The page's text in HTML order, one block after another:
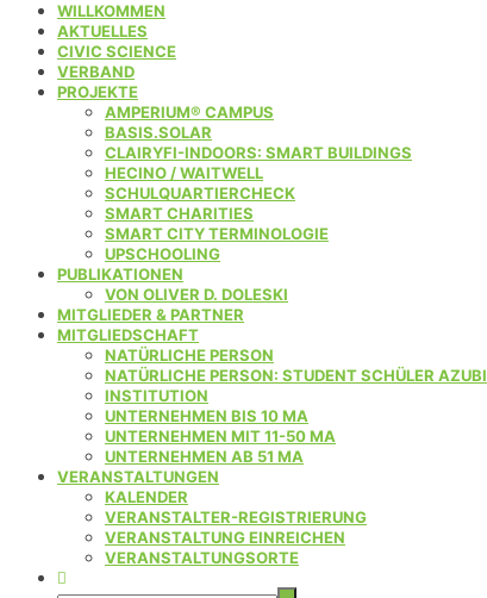
WILLKOMMEN
AKTUELLES
CIVIC SCIENCE
VERBAND
PROJEKTE
AMPERIUM® CAMPUS
BASIS.SOLAR
CLAIRYFI-INDOORS: SMART BUILDINGS
HECINO / WAITWELL
SCHULQUARTIERCHECK
SMART CHARITIES
SMART CITY TERMINOLOGIE
UPSCHOOLING
PUBLIKATIONEN
VON OLIVER D. DOLESKI
MITGLIEDER & PARTNER
MITGLIEDSCHAFT
NATÜRLICHE PERSON
NATÜRLICHE PERSON: STUDENT SCHÜLER AZUBI
INSTITUTION
UNTERNEHMEN BIS 10 MA
UNTERNEHMEN MIT 11-50 MA
UNTERNEHMEN AB 51 MA
VERANSTALTUNGEN
KALENDER
VERANSTALTER-REGISTRIERUNG
VERANSTALTUNG EINREICHEN
VERANSTALTUNGSORTE